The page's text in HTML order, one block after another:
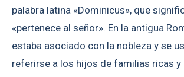
palabra latina «Dominicus», que
«pertenece al señor». En la antigua
estaba asociado con la nobleza y se
referirse a los hijos de familias ricas y